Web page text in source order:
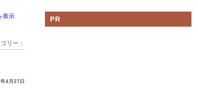
表示
リー：
4月27日
PR